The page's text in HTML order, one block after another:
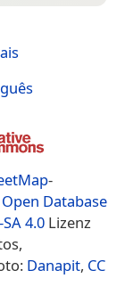
-
Open Database
SA 4.0 Lizenz
Danapit, CC